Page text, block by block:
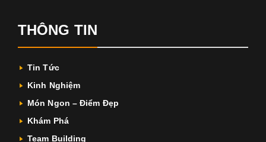
THÔNG TIN
Tin Tức
Kinh Nghiệm
Món Ngon – Điểm Đẹp
Khám Phá
Team Building